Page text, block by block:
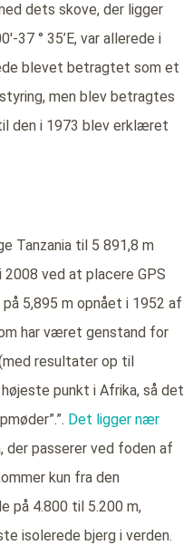
dets skove, der ligger
37 ° 35’E, var allerede i
blevet betragtet som et
men blev betragtes
den i 1973 blev erklæret
Tanzania til 5 891,8 m
ved at placere GPS
5,895 m opnået i 1952 af
har været genstand for
resultater op til
punkt i Afrika, så det
Det ligger nær
der passerer ved foden af
kun fra den
på 4.800 til 5.200 m,
isolerede bjerg i verden.